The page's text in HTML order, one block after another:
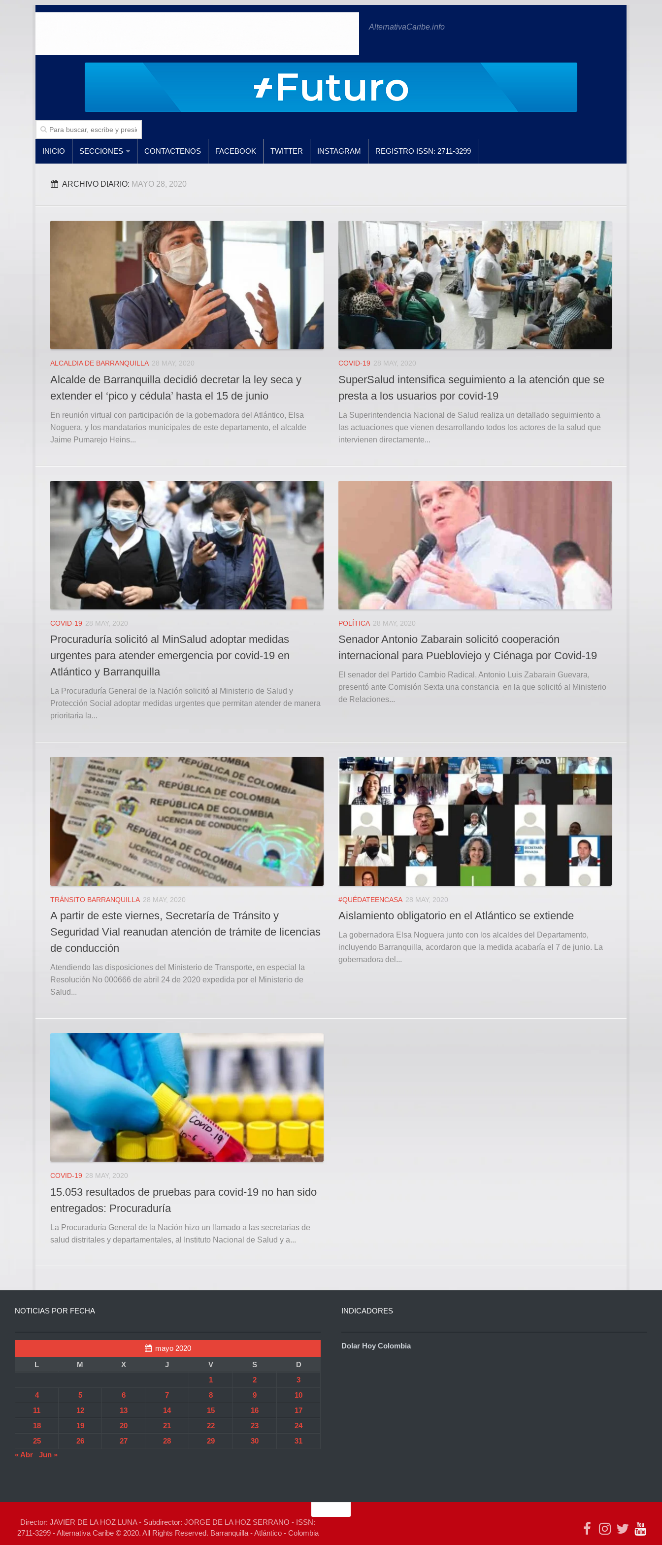
AlternativaCaribe.info
INICIO SECCIONES CONTACTENOS FACEBOOK TWITTER INSTAGRAM REGISTRO ISSN: 2711-3299
ARCHIVO DIARIO: MAYO 28, 2020
ALCALDIA DE BARRANQUILLA 28 MAY, 2020
Alcalde de Barranquilla decidió decretar la ley seca y
extender el ‘pico y cédula’ hasta el 15 de junio
En reunión virtual con participación de la gobernadora del Atlántico, Elsa
Noguera, y los mandatarios municipales de este departamento, el alcalde
Jaime Pumarejo Heins...
COVID-19 28 MAY, 2020
SuperSalud intensifica seguimiento a la atención que se
presta a los usuarios por covid-19
La Superintendencia Nacional de Salud realiza un detallado seguimiento a
las actuaciones que vienen desarrollando todos los actores de la salud que
intervienen directamente...
COVID-19 28 MAY, 2020
Procuraduría solicitó al MinSalud adoptar medidas
urgentes para atender emergencia por covid-19 en
Atlántico y Barranquilla
La Procuraduría General de la Nación solicitó al Ministerio de Salud y
Protección Social adoptar medidas urgentes que permitan atender de manera
prioritaria la...
POLÍTICA 28 MAY, 2020
Senador Antonio Zabarain solicitó cooperación
internacional para Puebloviejo y Ciénaga por Covid-19
El senador del Partido Cambio Radical, Antonio Luis Zabarain Guevara,
presentó ante Comisión Sexta una constancia en la que solicitó al Ministerio
de Relaciones...
TRÁNSITO BARRANQUILLA 28 MAY, 2020
A partir de este viernes, Secretaría de Tránsito y
Seguridad Vial reanudan atención de trámite de licencias
de conducción
Atendiendo las disposiciones del Ministerio de Transporte, en especial la
Resolución No 000666 de abril 24 de 2020 expedida por el Ministerio de
Salud...
#QUÉDATEENCASA 28 MAY, 2020
Aislamiento obligatorio en el Atlántico se extiende
La gobernadora Elsa Noguera junto con los alcaldes del Departamento,
incluyendo Barranquilla, acordaron que la medida acabaría el 7 de junio. La
gobernadora del...
COVID-19 28 MAY, 2020
15.053 resultados de pruebas para covid-19 no han sido
entregados: Procuraduría
La Procuraduría General de la Nación hizo un llamado a las secretarias de
salud distritales y departamentales, al Instituto Nacional de Salud y a...
NOTICIAS POR FECHA
mayo 2020
L
M X J V S
D
1
2
3
4
5 6 7 8 9
10
11
12 13 14 15 16
17
18
19 20 21 22 23
24
25
26 27 28 29 30
31
« Abr
Jun »
INDICADORES
Dolar Hoy Colombia
Director: JAVIER DE LA HOZ LUNA - Subdirector: JORGE DE LA HOZ SERRANO - ISSN:
2711-3299 - Alternativa Caribe © 2020. All Rights Reserved. Barranquilla - Atlántico - Colombia